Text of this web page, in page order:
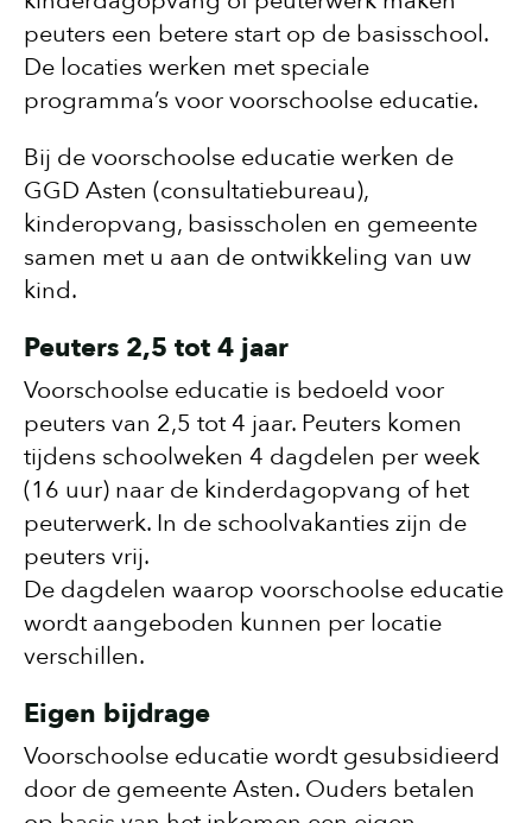
peuters een betere start op de basisschool.
De locaties werken met speciale
programma’s voor voorschoolse educatie.
Bij de voorschoolse educatie werken de
GGD Asten (consultatiebureau),
kinderopvang, basisscholen en gemeente
samen met u aan de ontwikkeling van uw
kind.
Peuters 2,5 tot 4 jaar
Voorschoolse educatie is bedoeld voor
peuters van 2,5 tot 4 jaar. Peuters komen
tijdens schoolweken 4 dagdelen per week
(16 uur) naar de kinderdagopvang of het
peuterwerk. In de schoolvakanties zijn de
peuters vrij.
De dagdelen waarop voorschoolse educatie
wordt aangeboden kunnen per locatie
verschillen.
Eigen bijdrage
Voorschoolse educatie wordt gesubsidieerd
door de gemeente Asten. Ouders betalen